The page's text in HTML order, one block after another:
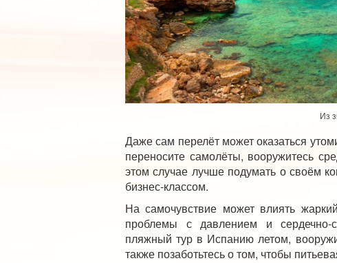
Из
Даже сам перелёт может оказаться
переносите самолёты, вооружитесь
этом случае лучше подумать о своём
бизнес-классом.
На самочувствие может влиять
проблемы с давлением и сердечно-
пляжный тур в Испанию летом,
также позаботьтесь о том, чтобы